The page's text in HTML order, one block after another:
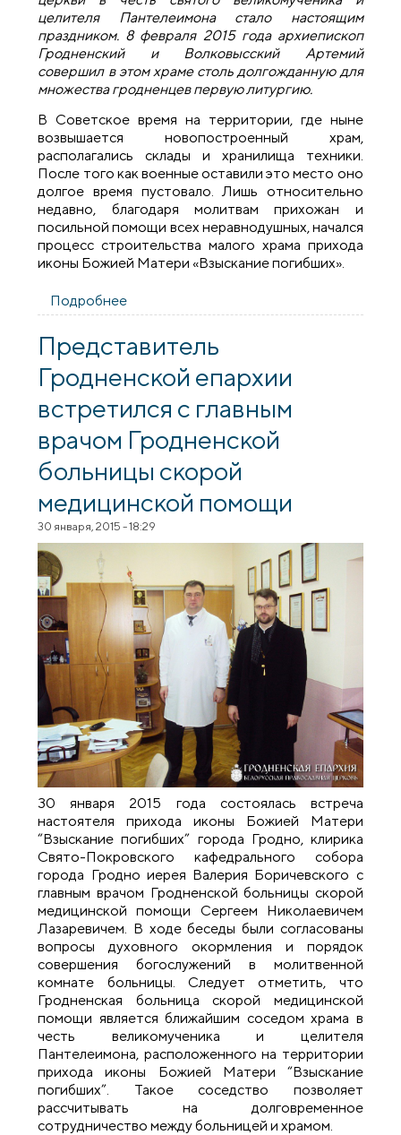
целителя Пантелеимона стало настоящим
праздником. 8 февраля 2015 года архиепископ
Гродненский и Волковысский Артемий
совершил в этом храме столь долгожданную для
множества гродненцев первую литургию.
В Советское время на территории, где ныне
возвышается новопостроенный храм,
располагались склады и хранилища техники.
После того как военные оставили это место оно
долгое время пустовало. Лишь относительно
недавно, благодаря молитвам прихожан и
посильной помощи всех неравнодушных, начался
процесс строительства малого храма прихода
иконы Божией Матери «Взыскание погибших».
Подробнее
храма в честь великомученика и
Представитель
Гродненской епархии
встретился с главным
врачом Гродненской
больницы скорой
медицинской помощи
30 января, 2015 - 18:29
30 января 2015 года состоялась встреча
настоятеля прихода иконы Божией Матери
“Взыскание погибших” города Гродно, клирика
Свято-Покровского кафедрального собора
города Гродно иерея Валерия Боричевского с
главным врачом Гродненской больницы скорой
медицинской помощи Сергеем Николаевичем
Лазаревичем. В ходе беседы были согласованы
вопросы духовного окормления и порядок
совершения богослужений в молитвенной
комнате больницы. Следует отметить, что
Гродненская больница скорой медицинской
помощи является ближайшим соседом храма в
честь великомученика и целителя
Пантелеимона, расположенного на территории
прихода иконы Божией Матери “Взыскание
погибших”. Такое соседство позволяет
рассчитывать на долговременное
сотрудничество между больницей и храмом.